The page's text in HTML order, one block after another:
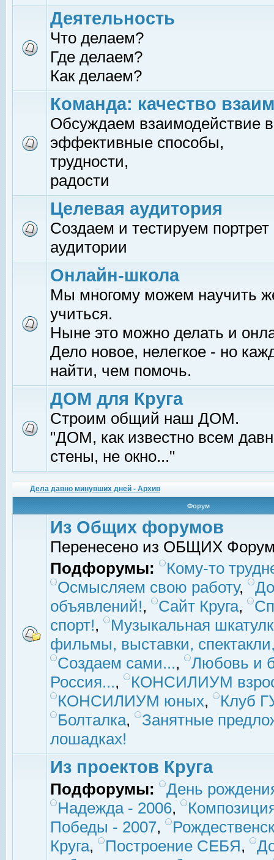
Деятельность
Что делаем?
Где делаем?
Как делаем?
Команда: качество
Обсуждаем взаимодействие
эффективные способы,
трудности,
радости
Целевая аудитория
Создаем и тестируем
аудитории
Онлайн-школа
Мы многому можем научить
учиться.
Ныне это можно делать и
Дело новое, нелегкое - но
найти, чем помочь.
ДОМ для Круга
Строим общий наш ДОМ.
"ДОМ, как известно всем
стены, не окно..."
Дела давно минувших дней - Архив
Форум
Из Общих форумов
Перенесено из ОБЩИХ
Подфорумы:
Кому-то
Осмысляем свою работу,
объявлений!, Сайт Круга,
спорт!,
Музыкальная
фильмы, выставки,
Создаем сами...,
Любовь и
Россия...,
КОНСИЛИУМ
КОНСИЛИУМ юных,
Клуб
Болталка,
Занятные
лошадках!
Из проектов Круга
Подфорумы:
День
Надежда - 2006,
Победы - 2007,
Круга, Построение СЕБЯ,